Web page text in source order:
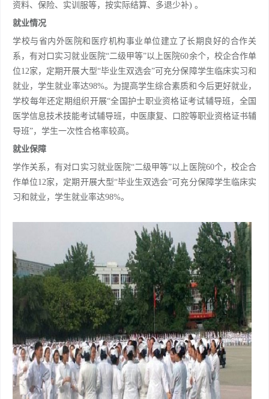
资料、保险、实训服等，按实际结算、多退少补) 。
就业情况
学校与省内外医院和医疗机构事业单位建立了长期良好的合作关
系，有对口实习就业医院“二级甲等”以上医院60余个，校企合作单
位12家，定期开展大型“毕业生双选会”可充分保障学生临床实习和
就业，学生就业率达98%。为提高学生综合素质和今后更好就业，
学校每年还定期组织开展“全国护士职业资格证考试辅导班，全国
医学信息技术技能考试辅导班，中医康复、口腔等职业资格证书辅
导班”，学生一次性合格率较高。
就业保障
学作关系，有对口实习就业医院“二级甲等”以上医院60个，校企合
作单位12家，定期开展大型“毕业生双选会”可充分保障学生临床实
习和就业，学生就业率达98%。